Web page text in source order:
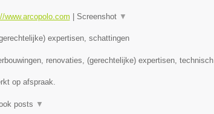
www.arcopolo.com Screenshot ▼
expertisen, schattingen
renovaties, (gerechtelijke) expertisen, technisch
op afspraak.
posts ▼